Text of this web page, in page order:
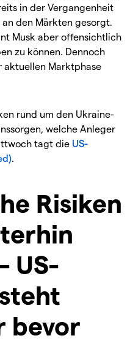
in der Vergangenheit
den Märkten gesorgt.
Musk aber offensichtlich
zu können. Dennoch
aktuellen Marktphase
rund um den Ukraine-
welche Anleger
tagt die US-
Risiken
US-
bevor